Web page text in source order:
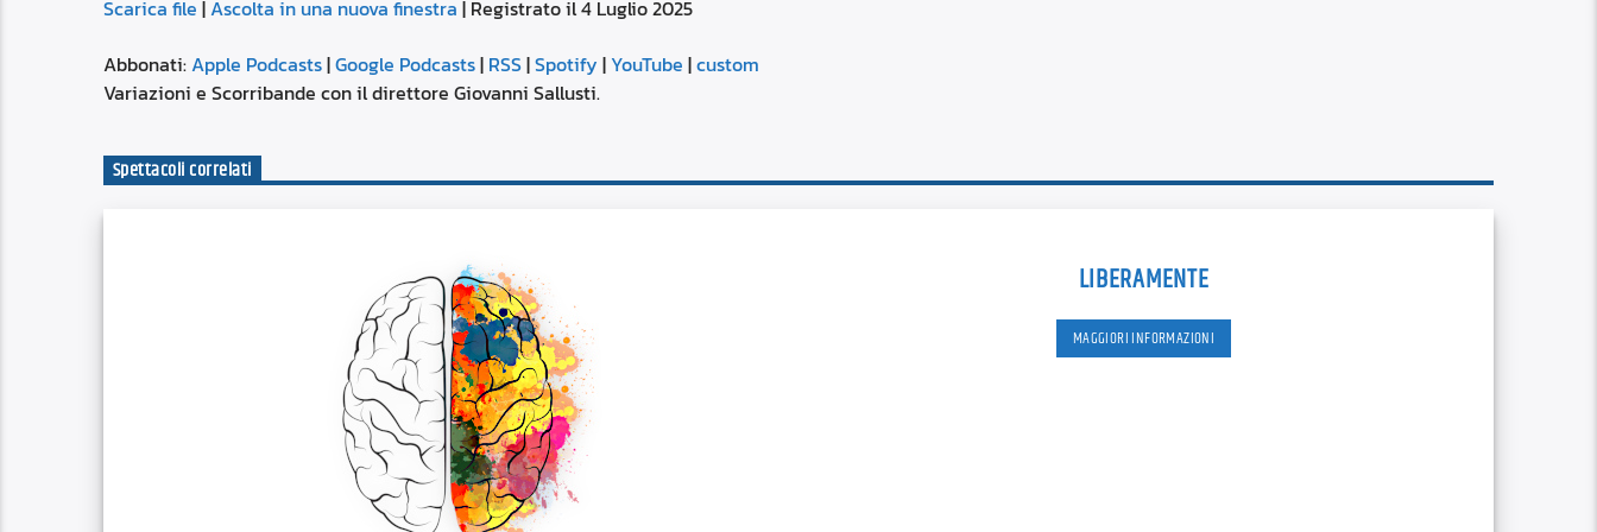
SUBSCRIBE SHARE
Spotify
EMBED
Scarica file |Ascolta in una nuova finestra | Registrato il 4 Luglio 2025
Abbonati:Apple Podcasts|Google Podcasts| RSS|Spotify | YouTube |custom
Variazioni e Scorribande con il direttore Giovanni Sallusti.
Spettacoli correlati
LIBERAMENTE
MAGGIORI INFORMAZIONI